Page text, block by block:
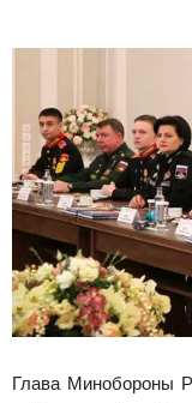
Глава Минобороны